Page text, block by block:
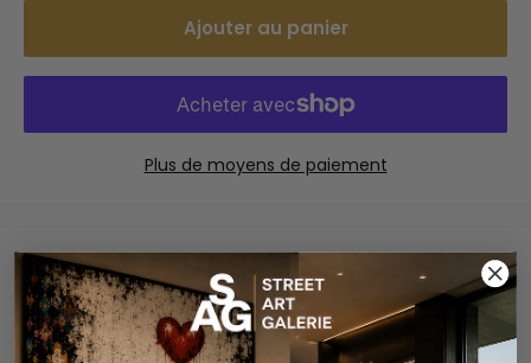
Ajouter au panier
Plus de moyens de paiement
Paiements sécurisés